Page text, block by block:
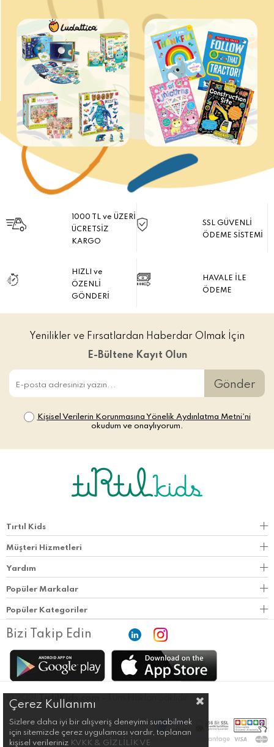
1000 TL ve ÜZERİ
ÜCRETSİZ
KARGO
SSL GÜVENLİ
ÖDEME SİSTEMİ
HIZLI ve
ÖZENLİ
GÖNDERİ
HAVALE İLE
ÖDEME
Yenilikler ve Fırsatlardan Haberdar Olmak İçin
E-Bültene Kayıt Olun
Gönder
Kişisel Verilerin Korunmasına Yönelik Aydınlatma Metni’ni
okudum ve onaylıyorum.
Tırtıl Kids
Müşteri Hizmetleri
Yardım
Popüler Markalar
Popüler Kategoriler
Bizi Takip Edin
© 2021 TirtilKids.com
Çerez Kullanımı
Sizlere daha iyi bir alışveriş deneyimi sunabilmek
için sitemizde çerez uygulaması vardır, toplanan
kişisel verileriniz KVKK & GİZLİLİK VE